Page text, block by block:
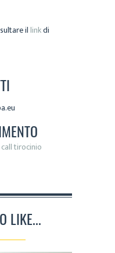
illinkdi
tirocinio
LIKE...